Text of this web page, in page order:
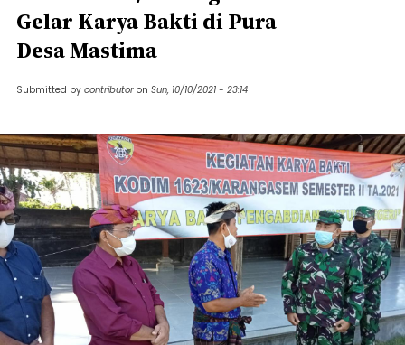
Gelar Karya Bakti di Pura
Desa Mastima
Submitted by contributor on Sun, 10/10/2021 - 23:14